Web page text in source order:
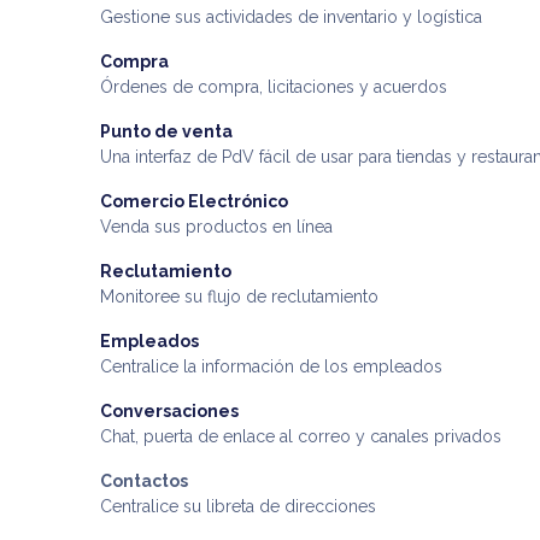
Gestione sus actividades de inventario y logística
Compra
Órdenes de compra, licitaciones y acuerdos
Punto de venta
Una interfaz de PdV fácil de usar para tiendas y
Comercio Electrónico
Venda sus productos en línea
Reclutamiento
Monitoree su flujo de reclutamiento
Empleados
Centralice la información de los empleados
Conversaciones
Chat, puerta de enlace al correo y canales privados
Contactos
Centralice su libreta de direcciones